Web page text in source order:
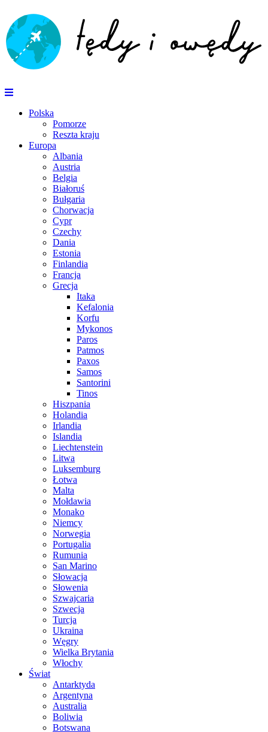
Polska
Pomorze
Reszta kraju
Europa
Albania
Austria
Belgia
Białoruś
Bułgaria
Chorwacja
Cypr
Czechy
Dania
Estonia
Finlandia
Francja
Grecja
Itaka
Kefalonia
Korfu
Mykonos
Paros
Patmos
Paxos
Samos
Santorini
Tinos
Hiszpania
Holandia
Irlandia
Islandia
Liechtenstein
Litwa
Luksemburg
Łotwa
Malta
Mołdawia
Monako
Niemcy
Norwegia
Portugalia
Rumunia
San Marino
Słowacja
Słowenia
Szwajcaria
Szwecja
Turcja
Ukraina
Węgry
Wielka Brytania
Włochy
Świat
Antarktyda
Argentyna
Australia
Boliwia
Botswana